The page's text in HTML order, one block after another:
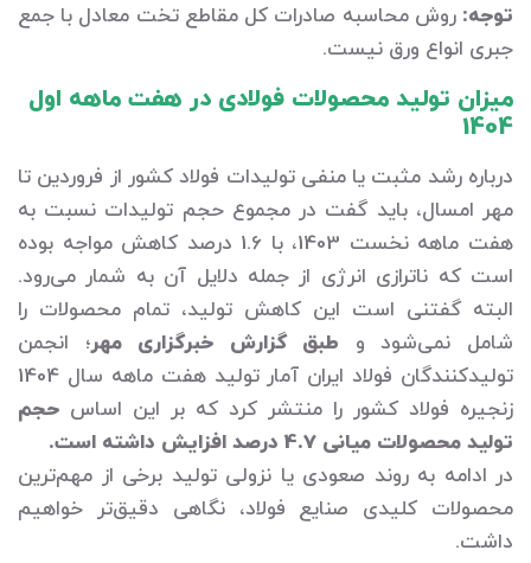
توجه: روش محاسبه صادرات کل مقاطع تخت معادل با جمع
جبری انواع ورق نیست.
میزان تولید محصولات فولادی در هفت ماهه اول
1404
درباره رشد مثبت یا منفی تولیدات فولاد کشور از فروردین تا
مهر امسال، باید گفت در مجموع حجم تولیدات نسبت به
هفت ماهه نخست 1403، با 1.6 درصد کاهش مواجه بوده
است که ناترازی انرژی از جمله دلایل آن به شمار می‌رود.
البته گفتنی است این کاهش تولید، تمام محصولات را
شامل نمی‌شود و طبق گزارش خبرگزاری مهر؛ انجمن
تولیدکنندگان فولاد ایران آمار تولید هفت ماهه سال 1404
زنجیره فولاد کشور را منتشر کرد که بر این اساس حجم
تولید محصولات میانی 4.7 درصد افزایش داشته است.
در ادامه به روند صعودی یا نزولی تولید برخی از مهم‌ترین
محصولات کلیدی صنایع فولاد، نگاهی دقیق‌تر خواهیم
داشت.